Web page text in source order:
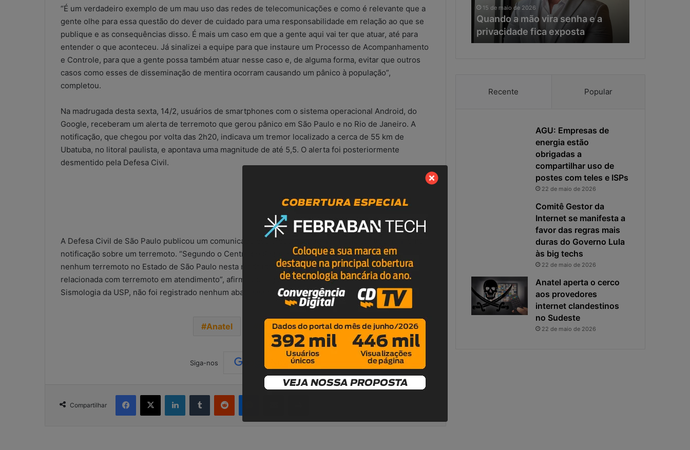
“É um verdadeiro exemplo de um mau uso das redes de telecomunicações e como é relevante que a
gente olhe para essa questão do dever de cuidado para uma responsabilidade em relação ao que se
publique e as consequências disso. É mais um caso em que a gente aqui vai ter que atuar, até para
entender o que aconteceu. Já sinalizei a equipe para que instaure um Processo de Acompanhamento
e Controle, para que a gente possa também atuar nesse caso e, de alguma forma, evitar que outros
casos como esses de disseminação de mentira ocorram causando um pânico à população”,
completou.
Na madrugada desta sexta, 14/2, usuários de smartphones com o sistema operacional Android, do
Google, receberam um alerta de terremoto que gerou pânico em São Paulo e no Rio de Janeiro. A
notificação, que chegou por volta das 2h20, indicava um tremor localizado a cerca de 55 km de
Ubatuba, no litoral paulista, e apontava uma magnitude de até 5,5. O alerta foi posteriormente
desmentido pela Defesa Civil.
A Defesa Civil de São Paulo publicou um comunicado esclarecendo que não havia emitido nenhuma
notificação sobre um terremoto. “Segundo o Centro de Sismologia da USP, não foi registrado
nenhum terremoto no Estado de São Paulo nesta madrugada. Não há nenhuma ocorrência
relacionada com terremoto em atendimento”, afirmou o órgão. Também segundo o Centro de
Sismologia da USP, não foi registrado nenhum abalo sísmico no estado de São Paulo.
Anatel Google
Siga-nos
Compartilhar
Facebook
X LinkedinTumblr Reddit
risco
operacional?
WhatsApp nos escritórios
contábeis: solução improvisada
ou risco operacional?
21 de maio de 2026
Resultados do combate às
irregularidades no SCM
privacidade
fica
exposta
15 de maio de 2026
Quando a mão vira senha e a
privacidade fica exposta
principal
Recente Popular
AGU: Empresas de
energia estão
obrigadas a
compartilhar uso de
postes com teles e ISPs
22 de maio de 2026
Comitê Gestor da
Internet se manifesta a
favor das regras mais
duras do Governo Lula
às big techs
22 de maio de 2026
Anatel aperta o cerco
aos provedores
internet clandestinos
no Sudeste
22 de maio de 2026